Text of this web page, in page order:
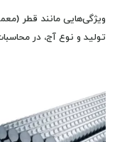
تولید و نوع آج، در